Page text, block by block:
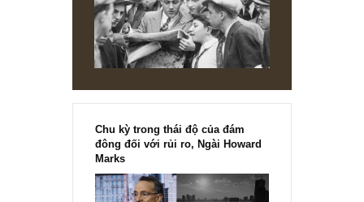
ISSUE EXCERPTS
Ấn phẩm đầu tư giá trị 62_tháng 09.2022
[Ấn phẩm kỳ 82], 36/36 trang,
chính thức phát hành!!